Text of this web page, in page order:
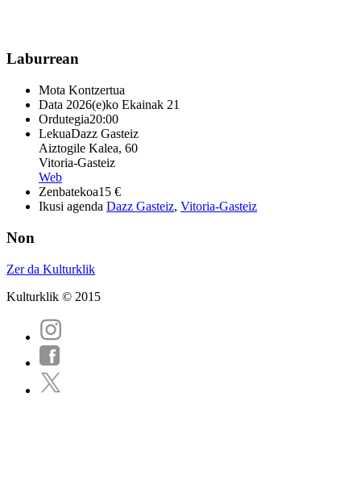
Laburrean
Mota Kontzertua
Data 2026(e)ko Ekainak 21
Ordutegia20:00
LekuaDazz Gasteiz
Aiztogile Kalea, 60
Vitoria-Gasteiz
Web
Zenbatekoa15 €
Ikusi agenda Dazz Gasteiz, Vitoria-Gasteiz
Non
Zer da Kulturklik
Kulturklik © 2015